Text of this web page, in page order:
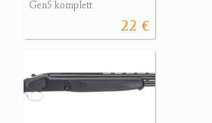
Gen5 komplett
22 €